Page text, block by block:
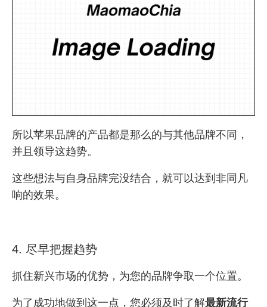
所以苹果品牌的产品都是那么的与其他品牌不同，
并且领导这趋势。
这些想法与自身品牌完没结合，就可以达到非同凡
响的效果。
4. 尽早把握趋势
抓住新兴市场的优势，为您的品牌争取一个位置。
为了成功地做到这一点，您必须及时了解最新流行